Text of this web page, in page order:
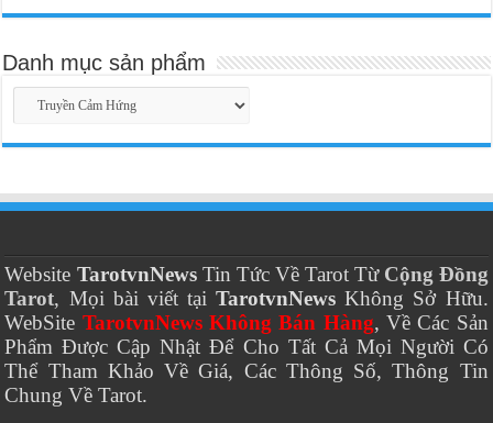
Danh mục sản phẩm
Website TarotvnNewsTin Tức Về Tarot Từ Cộng Đồng
Tarot, Mọi bài viết tạiTarotvnNews Không Sở Hữu.
WebSite TarotvnNews Không Bán Hàng, Về Các Sản
Phẩm Được Cập Nhật Để Cho Tất Cả Mọi Người Có
Thể Tham Khảo Về Giá, Các Thông Số, Thông Tin
Chung Về Tarot.